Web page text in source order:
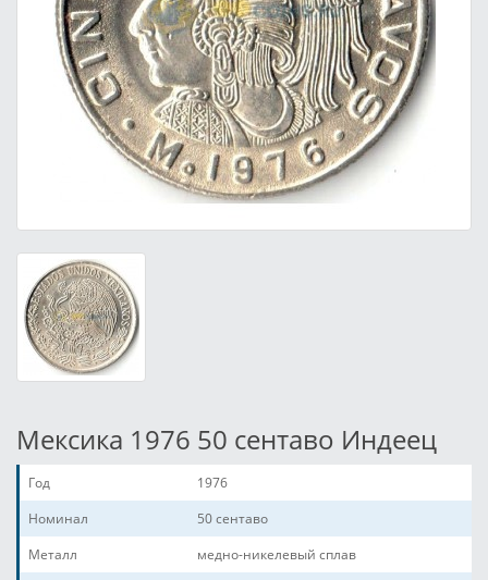
Мексика 1976 50 сентаво Индеец
Год
1976
Номинал
50 сентаво
Металл
медно-никелевый сплав